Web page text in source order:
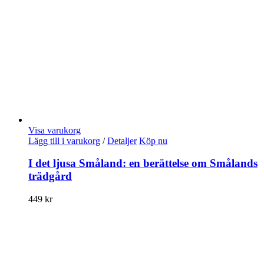
Visa varukorg
Lägg till i varukorg / Detaljer Köp nu
I det ljusa Småland: en berättelse om Smålands
trädgård
449 kr